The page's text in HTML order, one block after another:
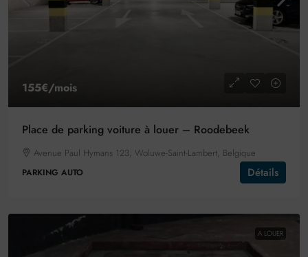
155€/mois
Place de parking voiture à louer – Roodebeek
Avenue Paul Hymans 123, Woluwe-Saint-Lambert, Belgique
PARKING AUTO Détails
A LOUER